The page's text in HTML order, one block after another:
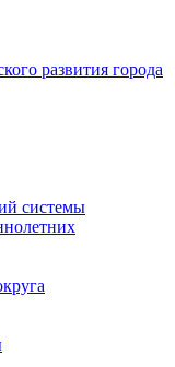
развития города
системы